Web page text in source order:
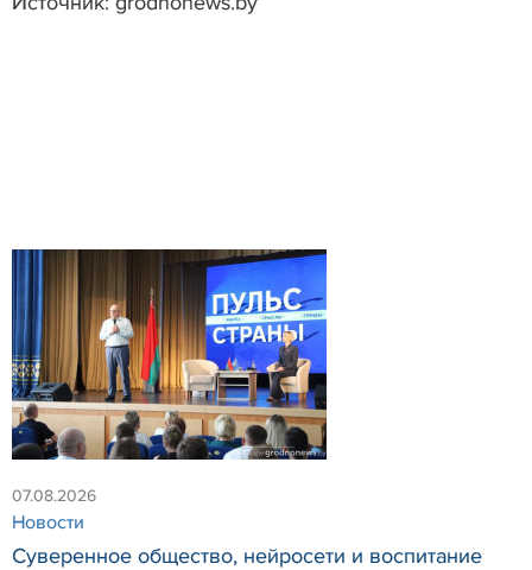
07.08.2026
Новости
Суверенное общество, нейросети и воспитание